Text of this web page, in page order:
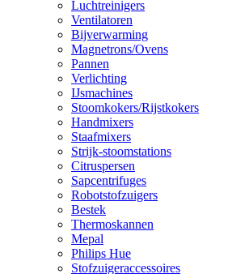
Luchtreinigers
Ventilatoren
Bijverwarming
Magnetrons/Ovens
Pannen
Verlichting
IJsmachines
Stoomkokers/Rijstkokers
Handmixers
Staafmixers
Strijk-stoomstations
Citruspersen
Sapcentrifuges
Robotstofzuigers
Bestek
Thermoskannen
Mepal
Philips Hue
Stofzuigeraccessoires